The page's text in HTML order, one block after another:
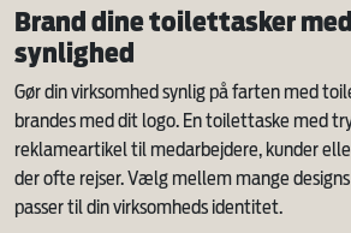
Brand dine toilettasker
synlighed
Gør din virksomhed synlig på farten med
brandes med dit logo. En toilettaske med
reklameartikel til medarbejdere, kunder
der ofte rejser. Vælg mellem mange
passer til din virksomheds identitet.